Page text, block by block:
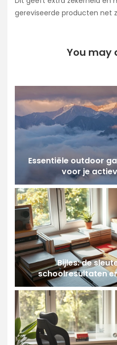
gereviseerde producten net
You may
Essentiële outdoor
voor je
Bijles: de
schoolresultaten